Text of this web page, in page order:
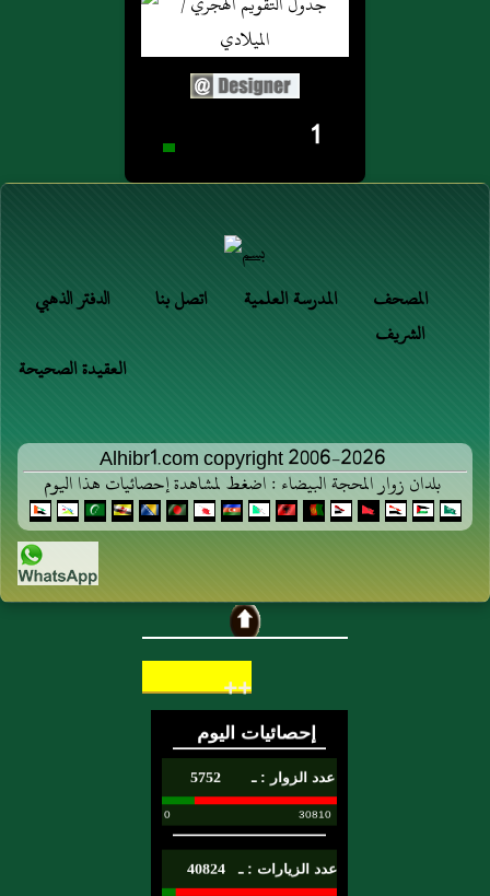
1
الدفتر الذهبي اتصل بنا المدرسة العلمية
المصحف
الشريف
العقيدة الصحيحة
Alhibr1.com copyright 2006-2026
بلدان زوار المحجة البيضاء : اضغط لمشاهدة إحصائيات هذا اليوم
++